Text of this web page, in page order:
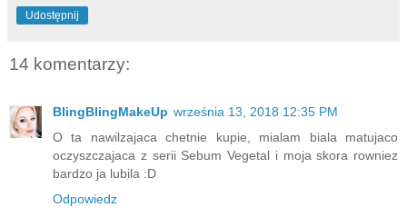
Udostępnij
14 komentarzy:
BlingBlingMakeUp września 13, 2018 12:35 PM
O ta nawilzajaca chetnie kupie, mialam biala matujaco
oczyszczajaca z serii Sebum Vegetal i moja skora rowniez
bardzo ja lubila :D
Odpowiedz